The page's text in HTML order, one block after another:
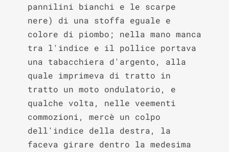
pannilini bianchi e le scarpe
nere) di una stoffa eguale e
colore di piombo; nella mano manca
tra l'indice e il pollice portava
una tabacchiera d'argento, alla
quale imprimeva di tratto in
tratto un moto ondulatorio, e
qualche volta, nelle veementi
commozioni, mercè un colpo
dell'indice della destra, la
faceva girare dentro la medesima